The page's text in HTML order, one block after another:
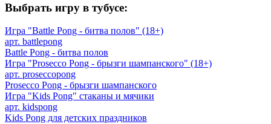
Выбрать игру в тубусе:
Игра "Battle Pong - битва полов" (18+)
арт. battlepong
Battle Pong - битва полов
Игра "Prosecco Pong - брызги шампанского" (18+)
арт. proseccopong
Prosecco Pong - брызги шампанского
Игра "Kids Pong" стаканы и мячики
арт. kidspong
Kids Pong для детских праздников